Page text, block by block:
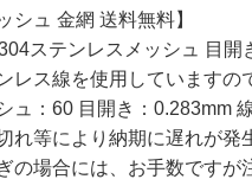
シュ 金網 送料無料】
ステンレスメッシュ 目開
レス線を使用していますの
ュ：60 目開き：0.283mm
れ等により納期に遅れが発
の場合には、お手数ですが